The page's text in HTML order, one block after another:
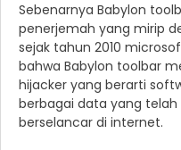
Sebenarnya Babylon
penerjemah yang mirip
sejak tahun 2010
bahwa Babylon toolbar
hijacker yang berarti
berbagai data yang
berselancar di internet.